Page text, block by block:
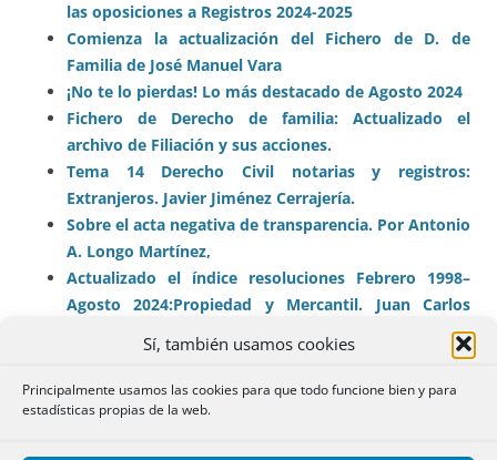
Sí, también usamos cookies
Principalmente usamos las cookies para que todo funcione bien y para
estadísticas propias de la web.
las oposiciones a Registros 2024-2025
Comienza la actualización del Fichero de D. de
Familia de José Manuel Vara
¡No te lo pierdas! Lo más destacado de Agosto 2024
Fichero de Derecho de familia: Actualizado el
archivo de Filiación y sus acciones.
Tema 14 Derecho Civil notarias y registros:
Extranjeros. Javier Jiménez Cerrajería.
Sobre el acta negativa de transparencia. Por Antonio
A. Longo Martínez,
Actualizado el índice resoluciones Febrero 1998–
Agosto 2024:Propiedad
y Mercantil. Juan Carlos
¿Es calificable la paridad en el Consejo de
Administración de las sociedades cotizadas?. José
Ángel García-Valdecasas.